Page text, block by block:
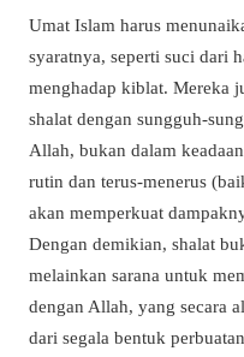
Umat Islam harus
syaratnya, seperti suci dari
menghadap kiblat. Mereka
shalat dengan sungguh-
Allah, bukan dalam
rutin dan terus-menerus
akan memperkuat
Dengan demikian, shalat
melainkan sarana untuk
dengan Allah, yang secara
dari segala bentuk